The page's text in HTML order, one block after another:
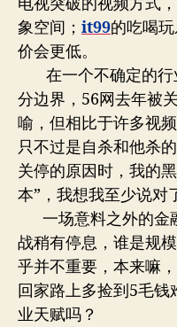
象空间； it99的吃喝
价会更低。
在一个不确定的行
分边界，56网去年被
喻，但相比于许多视
只不过是自杀和他杀
关停的原因时，我的
本”，我想我至少说对
一场意料之外的金
战稍有停息，谁是规
乎并不重要，本来嘛
回家路上多捡到5毛
业天赋吗？